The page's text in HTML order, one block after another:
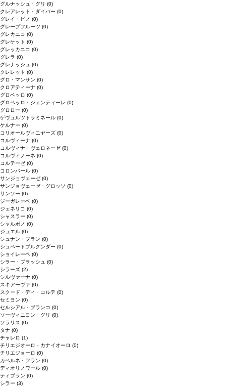
グルナッシュ・グリ (0)
クレアレット・ダイバー (0)
グレイ・ピノ (0)
グレープフルーツ (0)
グレカニコ (0)
グレケット (0)
グレッカニコ (0)
グレラ (0)
グレナッシュ (0)
クレレット (0)
グロ・マンサン (0)
クロアティーナ (0)
グロペッロ (0)
グロペッロ・ジェンティーレ (0)
グロロー (0)
ゲヴュルツトラミネール (0)
ケルナー (0)
コリオールヴィニヤーズ (0)
コルヴィーナ (0)
コルヴィナ・ヴェロネーゼ (0)
コルヴィノーネ (0)
コルテーゼ (0)
コロンバール (0)
サンジョヴェーゼ (0)
サンジョヴェーゼ・グロッソ (0)
サンソー (0)
ジーガレーベ (0)
ジェネリコ (0)
シャスラー (0)
シャルボノ (0)
ジュエル (0)
シュナン・ブラン (0)
シュペートブルグンダー (0)
ショイレーベ (0)
シラー・ブラッシュ (0)
シラーズ (2)
シルヴァーナ (0)
スキアーヴァ (0)
スクード・ディ・コルテ (0)
セミヨン (0)
セルシアル・ブランコ (0)
ソーヴィニヨン・グリ (0)
ソラリス (0)
タナ (0)
チャレロ (1)
チリエジオーロ・カナイオーロ (0)
チリエジョーロ (0)
カベルネ・フラン (0)
ディオリノワール (0)
ティブラン (0)
シラー (3)